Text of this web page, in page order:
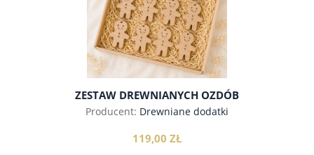
ZESTAW DREWNIANYCH OZDÓB
CHOINKOWYCH LUDZIKI, 12SZT
Producent: Drewniane dodatki
119,00 ZŁ